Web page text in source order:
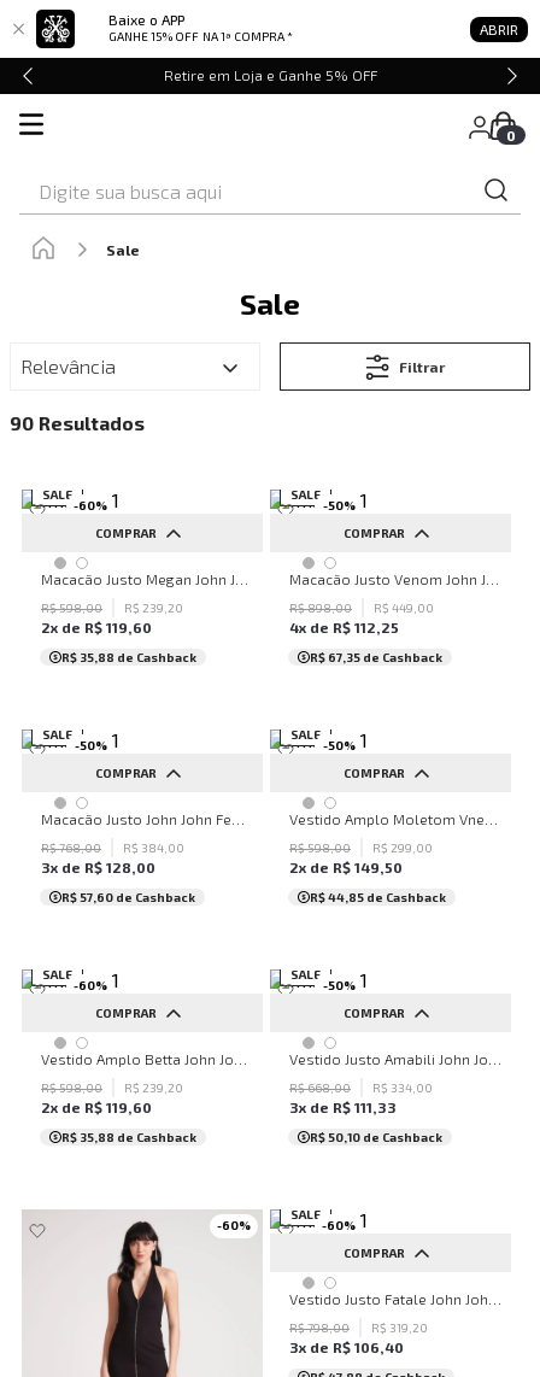
Baixe o APP
GANHE 15% OFF NA 1ª COMPRA * ABRIR
Retire em Loja e Ganhe 5% OFF
0
Sale
Sale
Relevância Filtrar
90
SALE
-60%
COMPRAR
PP P
R$598,00 R$ 239 20
2x de R$ 119,60
R$ 35,88 de Cashback
SALE
-50%
COMPRAR
PP P G
R$898,00 R$ 449 00
4x de R$ 112,25
R$ 67,35 de Cashback
SALE
-50%
COMPRAR
PP P M G
R$768,00 R$ 384 00
3x de R$ 128,00
R$ 57,60 de Cashback
SALE
-50%
COMPRAR
PP P M
R$598,00 R$ 299 00
2x de R$ 149,50
R$ 44,85 de Cashback
SALE
-60%
COMPRAR
G
R$598,00 R$ 239 20
2x de R$ 119,60
R$ 35,88 de Cashback
SALE
-50%
COMPRAR
PP P M
R$668,00 R$ 334 00
3x de R$ 111,33
R$ 50,10 de Cashback
-60%
SALE
-60%
COMPRAR
PP
R$798,00 R$ 319 20
3x de R$ 106,40